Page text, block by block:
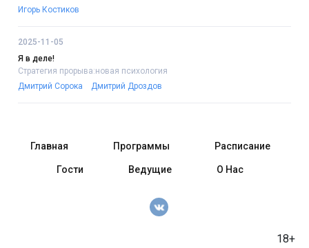
Игорь Костиков
2025-11-05
Я в деле!
Стратегия прорыва:новая психология
Дмитрий Сорока
Дмитрий Дроздов
18+
Главная Программы Расписание
Гости Ведущие О Нас